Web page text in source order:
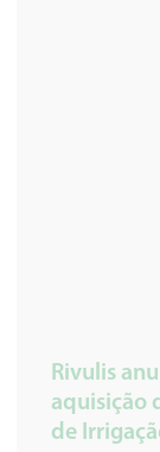
Rivulis
aquisição
de